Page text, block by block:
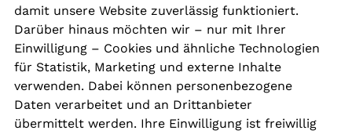
Kontakt
Presse
Aktuelles
Karriere
Newsletter
damit unsere Website zuverlässig funktioniert.
Darüber hinaus möchten wir – nur mit Ihrer
Einwilligung – Cookies und ähnliche Technologien
für Statistik, Marketing und externe Inhalte
verwenden. Dabei können personenbezogene
Daten verarbeitet und an Drittanbieter
übermittelt werden. Ihre Einwilligung ist freiwillig